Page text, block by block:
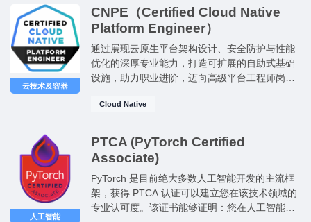
两次考试机会 ✔通过后颁发数字徽章
云技术及容器
CNPE（Certified Cloud Native
Platform Engineer）
通过展现云原生平台架构设计、安全防护与性能
优化的深厚专业能力，打造可扩展的自助式基础
设施，助力职业进阶，迈向高级平台工程师岗
Cloud Native
人工智能
PTCA (PyTorch Certified
Associate)
PyTorch 是目前绝大多数人工智能开发的主流框
架，获得 PTCA 认证可以建立您在该技术领域的
专业认可度。该证书能够证明：您在人工智能、